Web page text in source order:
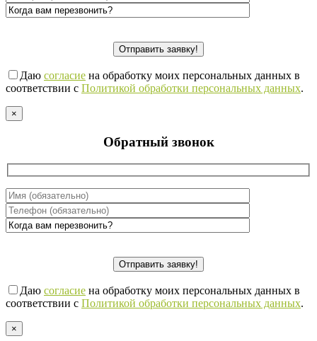
Даю согласие на обработку моих персональных данных в
соответствии с Политикой обработки персональных данных.
×
Обратный звонок
Даю согласие на обработку моих персональных данных в
соответствии с Политикой обработки персональных данных.
×